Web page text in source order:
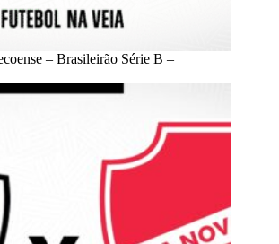
– Brasileirão Série B –